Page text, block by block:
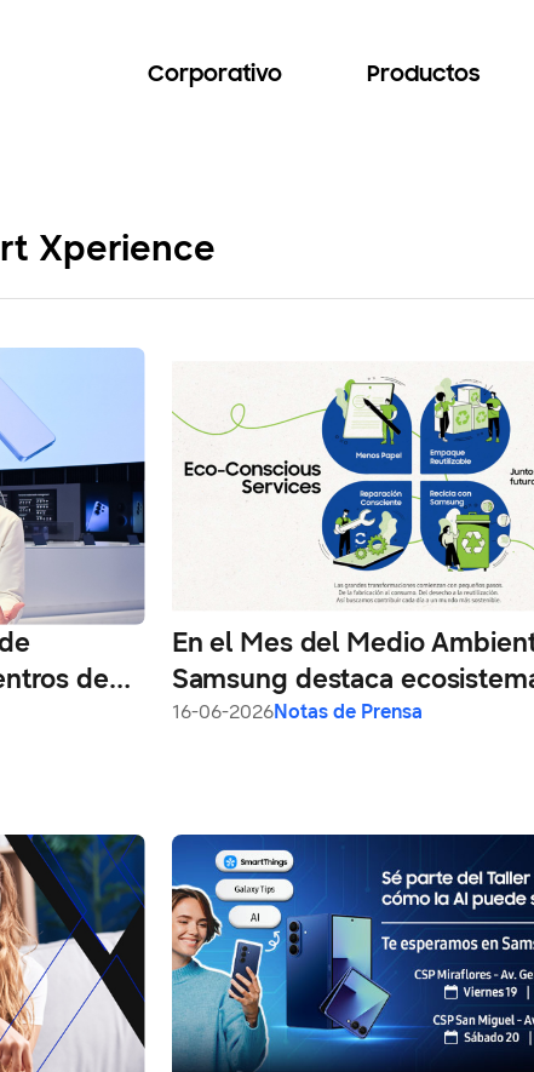
Corporativo Productos
Xperience
de
e
En el Mes del Medio
Samsung destaca
soluciones orientadas a la
16-06-2026Notas de Prensa